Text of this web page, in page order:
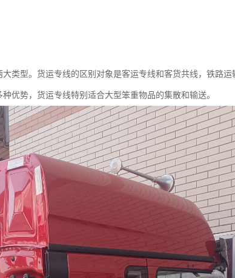
类型。货运专线的区别对象是客运专线和客货共线，铁路运
优势，货运专线特别适合大型笨重物品的集散和输送。